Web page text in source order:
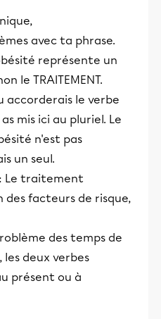
avec ta phrase.
représente un
le TRAITEMENT.
accorderais le verbe
mis ici au pluriel. Le
n'est pas
un seul.
Le traitement
facteurs de risque,
des temps de
les deux verbes
présent ou à